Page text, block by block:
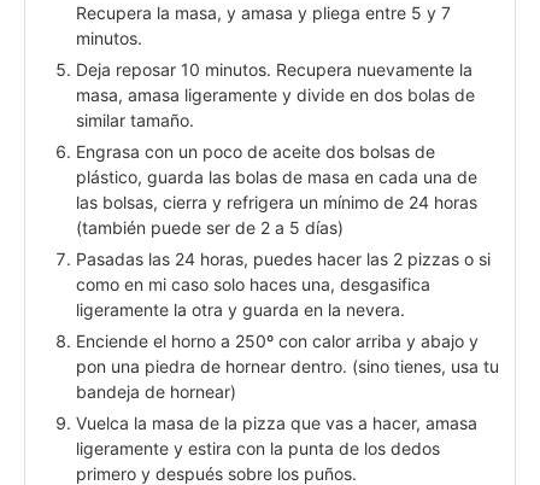
Recupera la masa, y amasa y pliega entre 5 y 7
minutos.
Deja reposar 10 minutos. Recupera nuevamente la
masa, amasa ligeramente y divide en dos bolas de
similar tamaño.
Engrasa con un poco de aceite dos bolsas de
plástico, guarda las bolas de masa en cada una de
las bolsas, cierra y refrigera un mínimo de 24 horas
(también puede ser de 2 a 5 días)
Pasadas las 24 horas, puedes hacer las 2 pizzas o si
como en mi caso solo haces una, desgasifica
ligeramente la otra y guarda en la nevera.
Enciende el horno a 250º con calor arriba y abajo y
pon una piedra de hornear dentro. (sino tienes, usa tu
bandeja de hornear)
Vuelca la masa de la pizza que vas a hacer, amasa
ligeramente y estira con la punta de los dedos
primero y después sobre los puños.